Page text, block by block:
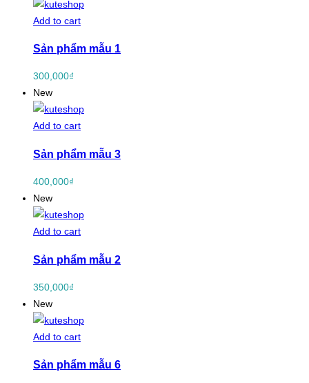
Add to cart
Sản phẩm mẫu 1
300,000₫
New
Add to cart
Sản phẩm mẫu 3
400,000₫
New
Add to cart
Sản phẩm mẫu 2
350,000₫
New
Add to cart
Sản phẩm mẫu 6